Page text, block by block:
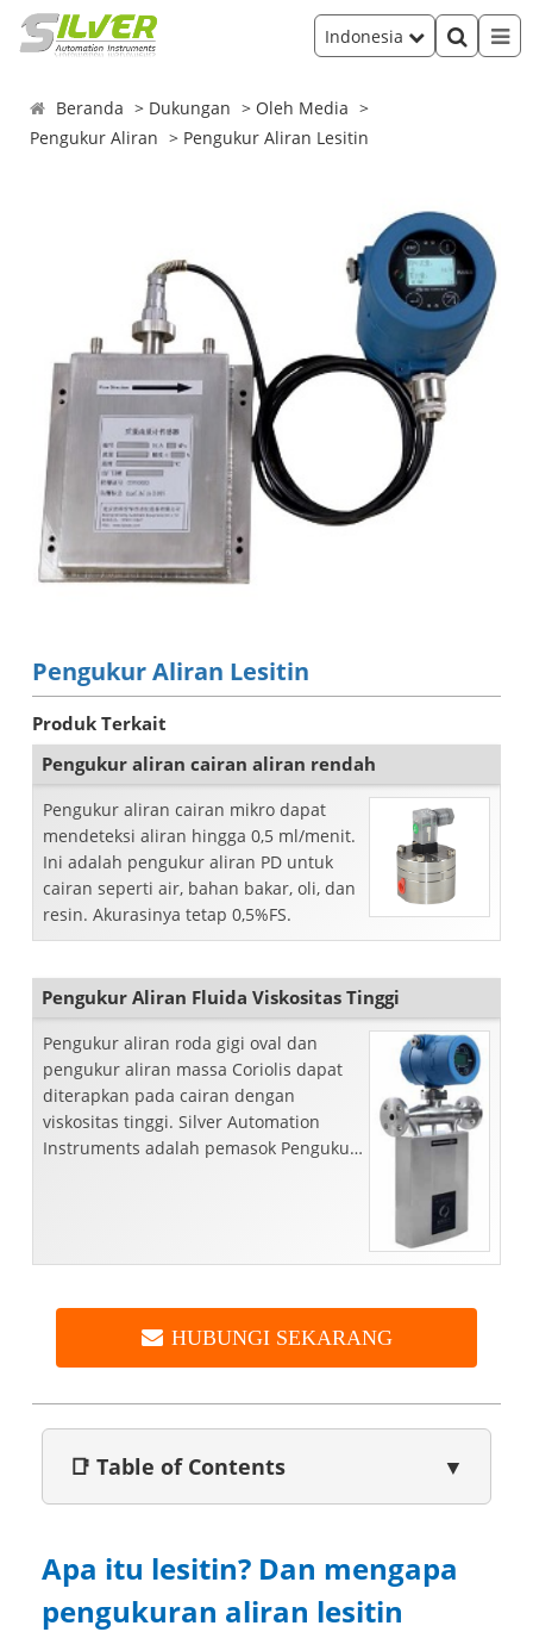
Indonesia
Beranda Dukungan
Oleh Media
Pengukur Aliran
Pengukur Aliran Lesitin
Pengukur Aliran Lesitin
Produk Terkait
Pengukur aliran cairan aliran rendah
Pengukur aliran cairan mikro dapat
mendeteksi aliran hingga 0,5 ml/menit.
Ini adalah pengukur aliran PD untuk
cairan seperti air, bahan bakar, oli, dan
resin. Akurasinya tetap 0,5%FS.
Pengukur Aliran Fluida Viskositas Tinggi
Pengukur aliran roda gigi oval dan
pengukur aliran massa Coriolis dapat
diterapkan pada cairan dengan
viskositas tinggi. Silver Automation
Instruments adalah pemasok Pengukur
HUBUNGI SEKARANG
📑 Table of Contents ▼
Apa itu lesitin? Dan mengapa
pengukuran aliran lesitin